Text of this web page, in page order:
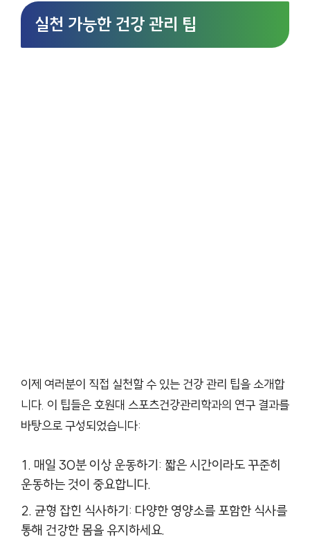
실천 가능한 건강 관리 팁
이제 여러분이 직접 실천할 수 있는 건강 관리 팁을 소개합
니다. 이 팁들은 호원대 스포츠건강관리학과의 연구 결과를
바탕으로 구성되었습니다:
매일 30분 이상 운동하기: 짧은 시간이라도 꾸준히
운동하는 것이 중요합니다.
균형 잡힌 식사하기: 다양한 영양소를 포함한 식사를
통해 건강한 몸을 유지하세요.